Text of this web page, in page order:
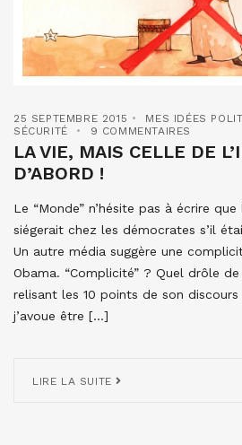
25 SEPTEMBRE 2015 MES IDÉES
SÉCURITÉ
9 COMMENTAIRES
LA VIE, MAIS CELLE DE
D’ABORD !
Le “Monde” n’hésite pas à écrire
siégerait chez les démocrates s’il
Un autre média suggère une
Obama. “Complicité” ? Quel drôle
relisant les 10 points de son discours
j’avoue être […]
LIRE LA SUITE